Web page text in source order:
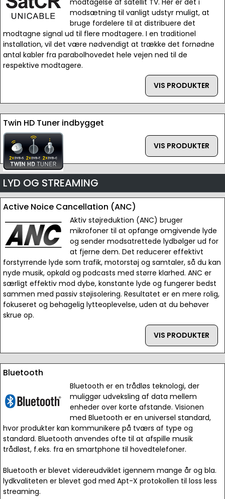
modtagelse af satellit TV. Her er det i
modsætning til vanligt udstyr muligt, at
bruge fordelere til at distribuere det
modtagne signal ud til flere modtagere. I en traditionel
installation, vil det være nødvendigt at trække det fornødne
antal kabler fra parabolhovedet hele vejen ned til de
respektive modtagere.
VIS PRODUKTER
Twin HD Tuner indbygget
VIS PRODUKTER
LYD OG STREAMING
Active Noice Cancellation (ANC)
Aktiv støjreduktion (ANC) bruger
mikrofoner til at opfange omgivende lyde
og sender modsatrettede lydbølger ud for
at fjerne dem. Det reducerer effektivt
forstyrrende lyde som trafik, motorstøj og samtaler, så du kan
nyde musik, opkald og podcasts med større klarhed. ANC er
særligt effektiv mod dybe, konstante lyde og fungerer bedst
sammen med passiv støjisolering. Resultatet er en mere rolig,
fokuseret og behagelig lytteoplevelse, uden at du behøver
skrue op.
VIS PRODUKTER
Bluetooth
Bluetooth er en trådløs teknologi, der
muliggør udveksling af data mellem
enheder over korte afstande. Visionen
med Bluetooth er en universel standard,
hvor produkter kan kommunikere på tværs af type og
standard. Bluetooth anvendes ofte til at afspille musik
trådløst, f.eks. fra en smartphone til hovedtelefoner.
Bluetooth er blevet videreudviklet igennem mange år og bla.
lydkvaliteten er blevet god med Apt-X protokollen til loss less
streaming.